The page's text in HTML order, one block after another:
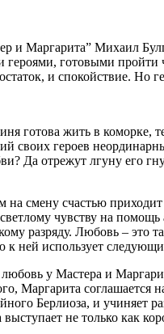
и Маргарита” Михаил
готовыми пройти
и спокойствие.
готова жить в
своих героев
Да отрежут лгуну его
смену счастью приходит
чувству на
разряду. Любовь – это
к ней использует
у Мастера и
Маргарита соглашается
Берлиоза, и учиняет
выступает не только как